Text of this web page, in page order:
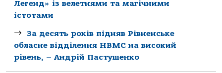
Легенд» із велетнями та магічними
істотами
За десять років підняв Рівненське
обласне відділення НВМС на високий
рівень, – Андрій Пастушенко